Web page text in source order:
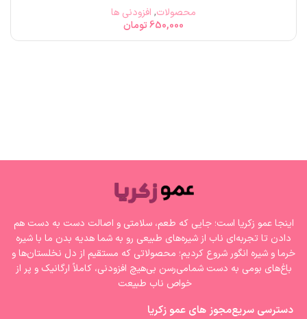
محصولات, افزودنی ها
650,000تومان
اینجا عمو زکریا است؛ جایی که طعم، سلامتی و اصالت دست به دست هم
دادن تا تجربه‌ای ناب از شیره‌های طبیعی رو به شما هدیه بدن ما با شیره‌
خرما و شیره انگور شروع کردیم؛ محصولاتی که مستقیم از دل نخلستان‌ها و
باغ‌های بومی به دست شمامی‌رسن بی‌هیچ افزودنی، کاملاً ارگانیک و پر از
خواص ناب طبیعت
دسترسی سریعمجوز های عمو زکریا